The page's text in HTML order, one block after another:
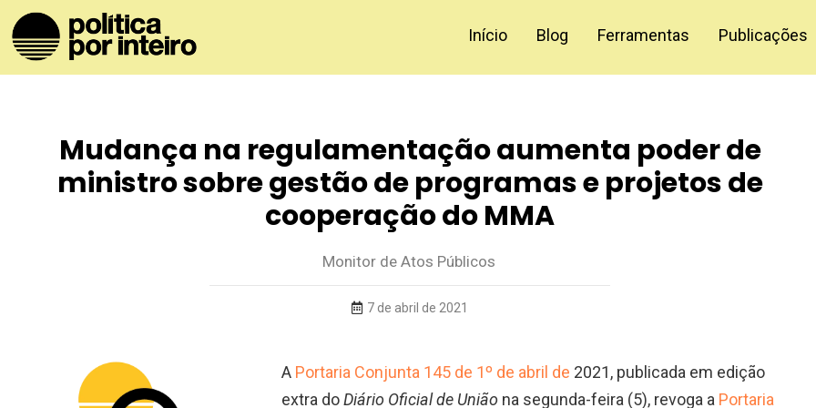
Início Blog Ferramentas Publicações
Mudança na regulamentação aumenta poder de
ministro sobre gestão de programas e projetos de
cooperação do MMA
Monitor de Atos Públicos
7 de abril de 2021
A Portaria Conjunta 145 de 1º de abril de 2021, publicada em edição
extra doDiário Oficial de União na segunda-feira (5), revoga a Portaria